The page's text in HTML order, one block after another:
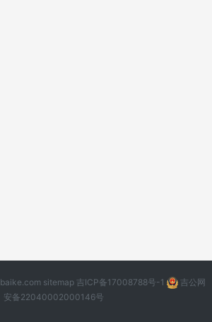
sitemap 吉ICP备17008788号-1
吉公网
安备22040002000146号